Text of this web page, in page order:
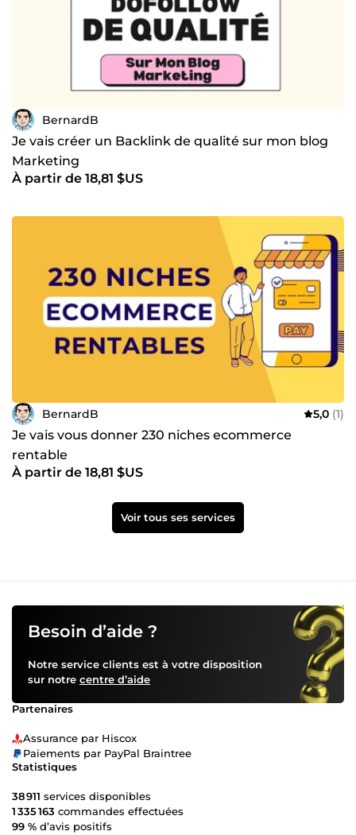
BernardB
Je vais créer un Backlink de qualité sur mon blog
Marketing
À partir de 18,81 $US
BernardB 5,0 (1)
Je vais vous donner 230 niches ecommerce
rentable
À partir de 18,81 $US
Voir tous ses services
Besoin d’aide ?
Notre service clients est à votre disposition
sur notre centre d’aide
Partenaires
Assurance par Hiscox
Paiements par PayPal Braintree
Statistiques
38 911 services disponibles
1 335 163 commandes effectuées
99 % d’avis positifs